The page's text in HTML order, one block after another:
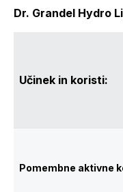
Dr. Grandel Hydro
Učinek in koristi:
Pomembne aktivne